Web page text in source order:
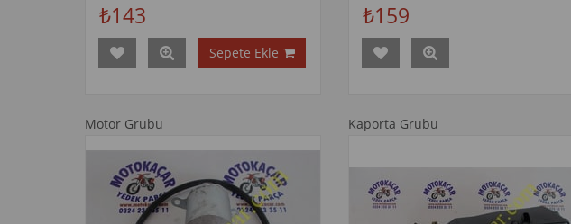
₺143
Sepete Ekle
₺159
Motor Grubu Kaporta Grubu